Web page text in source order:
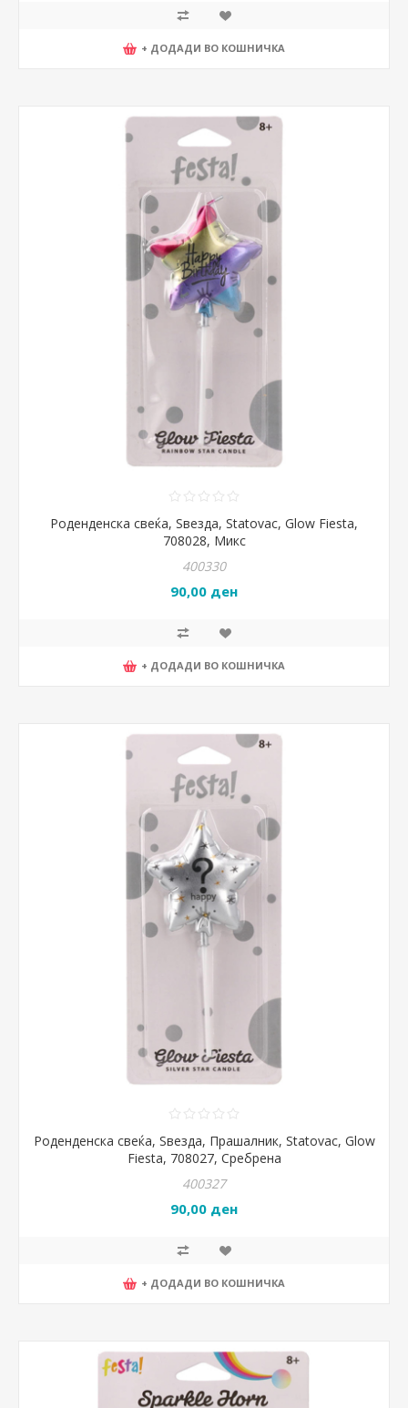
+ ДОДАДИ ВО КОШНИЧКА
Роденденска свеќа, Ѕвезда, Statovac, Glow Fiesta,
708028, Микс
400330
90,00 ден
+ ДОДАДИ ВО КОШНИЧКА
Роденденска свеќа, Ѕвезда, Прашалник, Statovac, Glow
Fiesta, 708027, Сребрена
400327
90,00 ден
+ ДОДАДИ ВО КОШНИЧКА